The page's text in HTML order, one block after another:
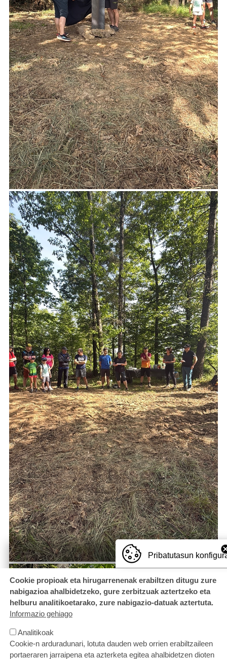
Pribatutasun
Cookie propioak eta hirugarrenenak erabiltzen ditugu zure
nabigazioa ahalbidetzeko, gure zerbitzuak aztertzeko eta
helburu analitikoetarako, zure nabigazio-datuak aztertuta.
Informazio gehiago
Analitikoak
Cookie-n arduradunari, lotuta dauden web orrien erabiltzaileen
portaeraren jarraipena eta azterketa egitea ahalbidetzen dioten